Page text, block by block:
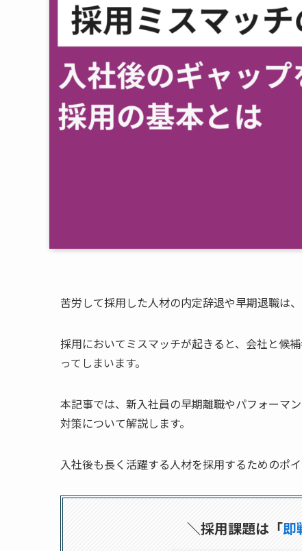
苦労して採用した人材の内定辞退や早期退職は
採用においてミスマッチが起きると、会社と候
ってしまいます。
本記事では、新入社員の早期離職やパフォーマ
対策について解説します。
入社後も長く活躍する人材を採用するためのポ
＼採用課題は「即